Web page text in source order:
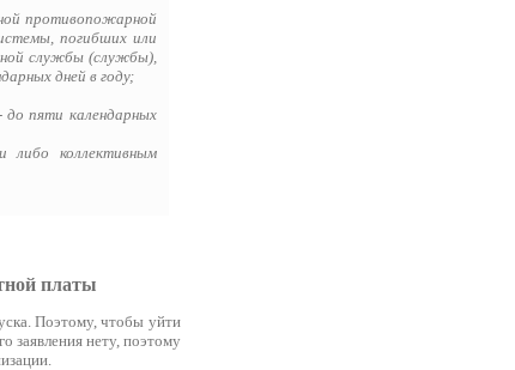
противопожарной
погибших или
службы (службы),
дней в году;
до пяти календарных
либо коллективным
платы
Поэтому, чтобы уйти
заявления нету, поэтому